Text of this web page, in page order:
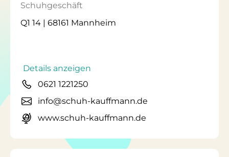
Schuhgeschäft
Q1 14 | 68161 Mannheim
Details anzeigen
0621 1221250
info@schuh-kauffmann.de
www.schuh-kauffmann.de